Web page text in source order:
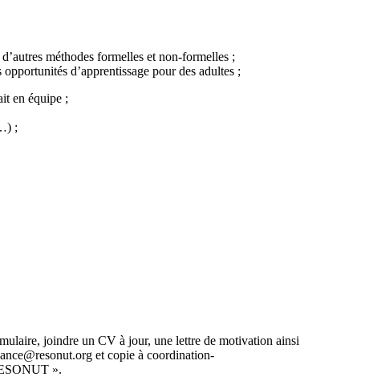
méthodes formelles et non-formelles ;
d’apprentissage pour des adultes ;
en équipe ;
;
joindre un CV à jour, une lettre de motivation ainsi
et copie à coordination-
».